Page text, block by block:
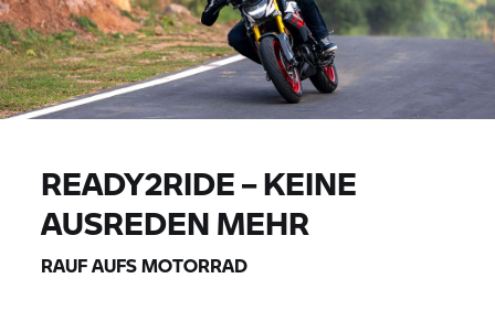
READY2RIDE – KEINE
AUSREDEN MEHR
RAUF AUFS MOTORRAD